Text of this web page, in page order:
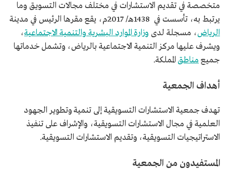
متخصصة في تقديم الاستشارات في مختلف مجالات التسويق وما
يرتبط به، تأسست في 1438هـ/ 2017م، يقع مقرها الرئيس في مدينة
الرياض، مسجلة لدى وزارة الموارد البشرية والتنمية الاجتماعية،
ويشرف عليها مركز التنمية الاجتماعية بالرياض، وتشمل خدماتها
جميع مناطقالمملكة.
أهداف الجمعية
تهدف جمعية الاستشارات التسويقية إلى تنمية وتطوير الجهود
العلمية في مجال الاستشارات التسويقية، والإشراف على تنفيذ
الاستراتيجيات التسويقية، وتقديم الاستشارات التسويقية.
المستفيدون من الجمعية